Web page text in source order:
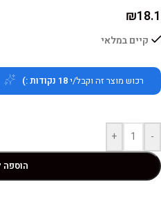
₪18.1
קיים במלאי
רכוש מוצר זה וקבל/י18 נקודות :)
-
+
הוספה